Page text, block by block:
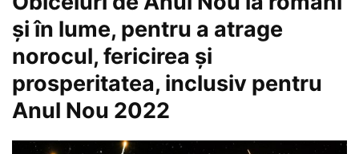
şi în lume, pentru a atrage
norocul, fericirea şi
prosperitatea, inclusiv pentru
Anul Nou 2022